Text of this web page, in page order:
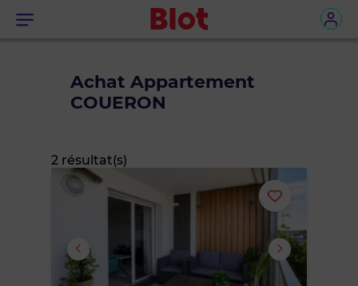
Menu
Achat Appartement
COUERON
2 résultat(s)
Ajouter
ou
supprimer